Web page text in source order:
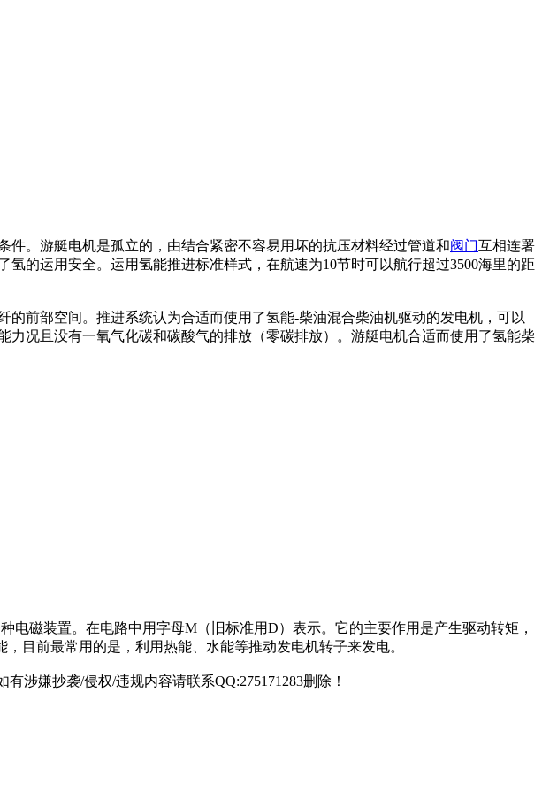
。游艇电机是孤立的，由结合紧密不容易用坏的抗压材料经过管道和阀门互相连署
的运用安全。运用氢能推进标准样式，在航速为10节时可以航行超过3500海里的距
前部空间。推进系统认为合适而使用了氢能-柴油混合柴油机驱动的发电机，可以
况且没有一氧气化碳和碳酸气的排放（零碳排放）。游艇电机合适而使用了氢能柴
电磁装置。在电路中用字母M（旧标准用D）表示。它的主要作用是产生驱动转矩，
目前最常用的是，利用热能、水能等推动发电机转子来发电。
涉嫌抄袭/侵权/违规内容请联系QQ:275171283删除！